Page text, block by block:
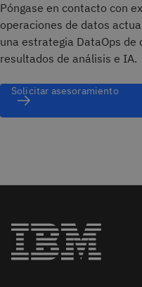
Póngase en contacto con
operaciones de datos
una estrategia DataOps de
resultados de análisis e IA.
Solicitar asesoramiento